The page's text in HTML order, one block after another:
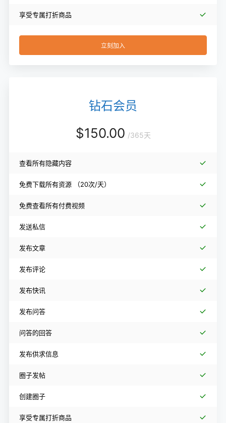
享受专属打折商品
立刻加入
钻石会员
$150.00 /365天
查看所有隐藏内容
免费下载所有资源 （20次/天）
免费查看所有付费视频
发送私信
发布文章
发布评论
发布快讯
发布问答
问答的回答
发布供求信息
圈子发帖
创建圈子
享受专属打折商品